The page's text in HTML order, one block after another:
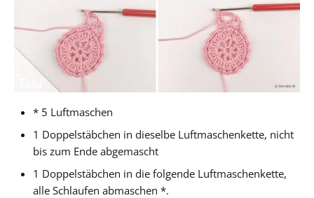
* 5 Luftmaschen
1 Doppelstäbchen in dieselbe Luftmaschenkette, nicht
bis zum Ende abgemascht
1 Doppelstäbchen in die folgende Luftmaschenkette,
alle Schlaufen abmaschen *.